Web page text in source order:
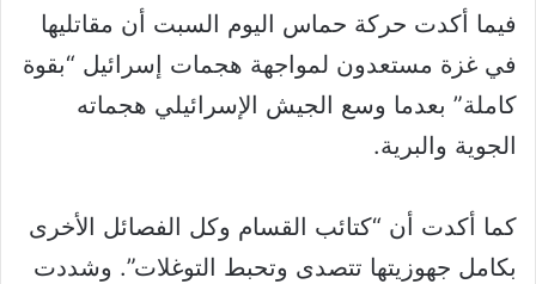
فيما أكدت حركة حماس اليوم السبت أن مقاتليها
في غزة مستعدون لمواجهة هجمات إسرائيل “بقوة
كاملة” بعدما وسع الجيش الإسرائيلي هجماته
الجوية والبرية.
كما أكدت أن “كتائب القسام وكل الفصائل الأخرى
بكامل جهوزيتها تتصدى وتحبط التوغلات”. وشددت